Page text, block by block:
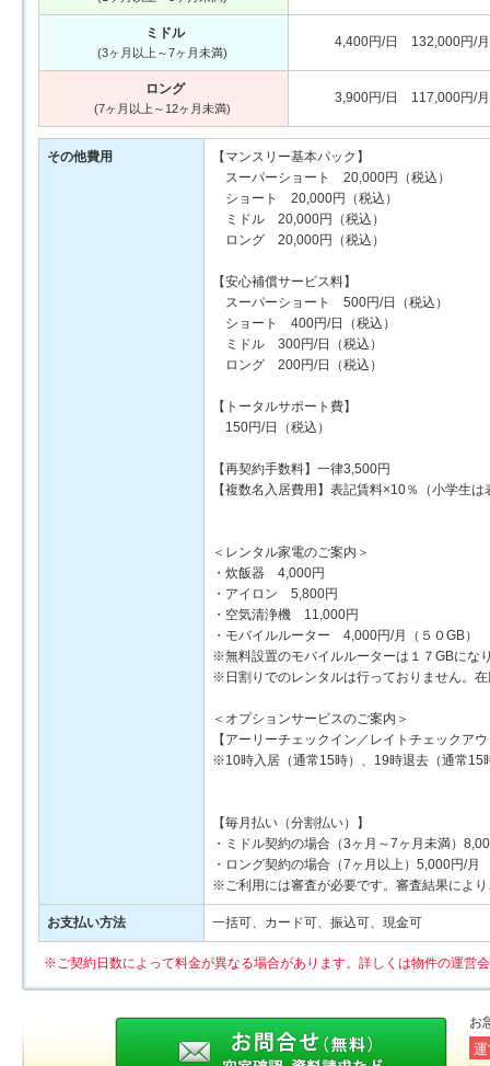
ミドル
(3ヶ月以上～7ヶ月未満)
4,400円/日 132,000円/月
ロング
(7ヶ月以上～12ヶ月未満)
3,900円/日 117,000円/月
その他費用
【マンスリー基本パック】
スーパーショート 20,000円（税込）
ショート 20,000円（税込）
ミドル 20,000円（税込）
ロング 20,000円（税込）
【安心補償サービス料】
スーパーショート 500円/日（税込）
ショート 400円/日（税込）
ミドル 300円/日（税込）
ロング 200円/日（税込）
【トータルサポート費】
150円/日（税込）
【再契約手数料】一律3,500円
【複数名入居費用】表記賃料×10％（小学生
＜レンタル家電のご案内＞
・炊飯器 4,000円
・アイロン 5,800円
・空気清浄機 11,000円
・モバイルルーター 4,000円/月（５０GB）
※無料設置のモバイルルーターは１７GBにな
※日割りでのレンタルは行っておりません。
＜オプションサービスのご案内＞
【アーリーチェックイン／レイトチェックア
※10時入居（通常15時）、19時退去（通常15
【毎月払い（分割払い）】
・ミドル契約の場合（3ヶ月～7ヶ月未満）
・ロング契約の場合（7ヶ月以上）5,000円/月
※ご利用には審査が必要です。審査結果によ
お支払い方法 一括可、カード可、振込可、現金可
※ご契約日数によって料金が異なる場合があります。詳しくは物件の運営
お